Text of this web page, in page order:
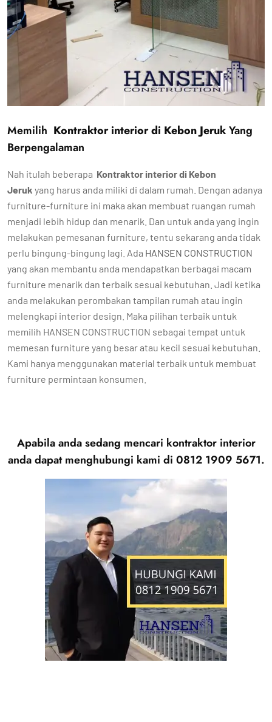
Memilih Kontraktor interior di Kebon JerukYang
Berpengalaman
Nah itulah beberapa Kontraktor interior di Kebon
Jeruk yang harus anda miliki di dalam rumah. Dengan adanya
furniture-furniture ini maka akan membuat ruangan rumah
menjadi lebih hidup dan menarik. Dan untuk anda yang ingin
melakukan pemesanan furniture, tentu sekarang anda tidak
perlu bingung-bingung lagi. Ada HANSEN CONSTRUCTION
yang akan membantu anda mendapatkan berbagai macam
furniture menarik dan terbaik sesuai kebutuhan. Jadi ketika
anda melakukan perombakan tampilan rumah atau ingin
melengkapi interior design. Maka pilihan terbaik untuk
memilih HANSEN CONSTRUCTION sebagai tempat untuk
memesan furniture yang besar atau kecil sesuai kebutuhan.
Kami hanya menggunakan material terbaik untuk membuat
furniture permintaan konsumen.
Apabila anda sedang mencari kontraktor interior
anda dapat menghubungi kami di 0812 1909 5671.